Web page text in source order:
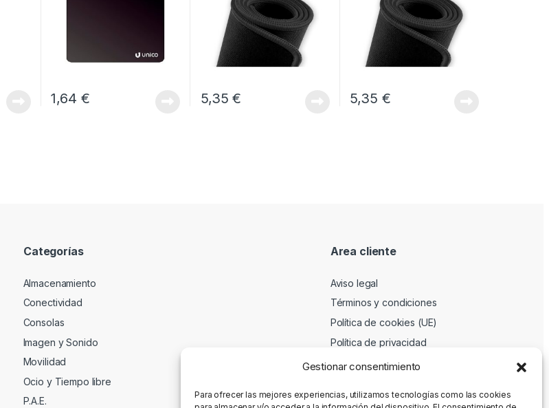
Gestionar consentimiento
Para ofrecer las mejores experiencias, utilizamos tecnologías como las cookies
1,64 € 5,35€ 5,35 €
Categorías
Almacenamiento
Conectividad
Consolas
Imagen y Sonido
Movilidad
Ocio y Tiempo libre
P.A.E.
Area cliente
Aviso legal
Términos y condiciones
Política de cookies (UE)
Política de privacidad